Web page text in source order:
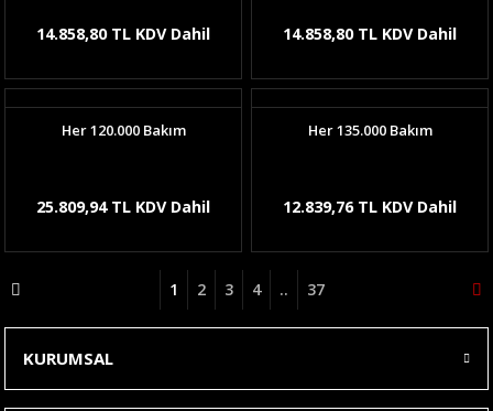
14.858,80 TL KDV Dahil 14.858,80 TL KDV Dahil
Her 120.000 Bakım
25.809,94 TL KDV Dahil
Her 135.000 Bakım
12.839,76 TL KDV Dahil
1 2 3 4 .. 37
KURUMSAL